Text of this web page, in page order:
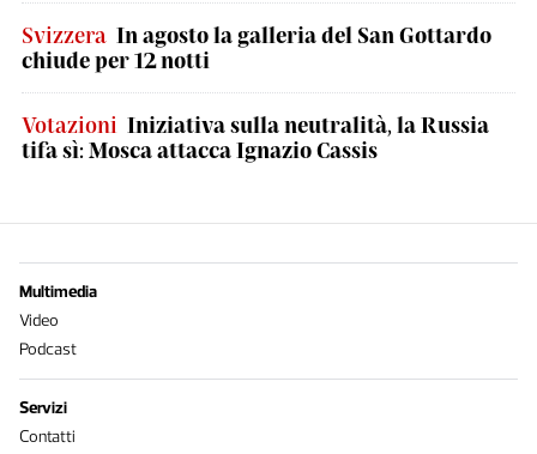
Svizzera In agosto la galleria del San Gottardo
chiude per 12 notti
Votazioni Iniziativa sulla neutralità, la Russia
tifa sì: Mosca attacca Ignazio Cassis
Multimedia
Video
Podcast
Servizi
Contatti